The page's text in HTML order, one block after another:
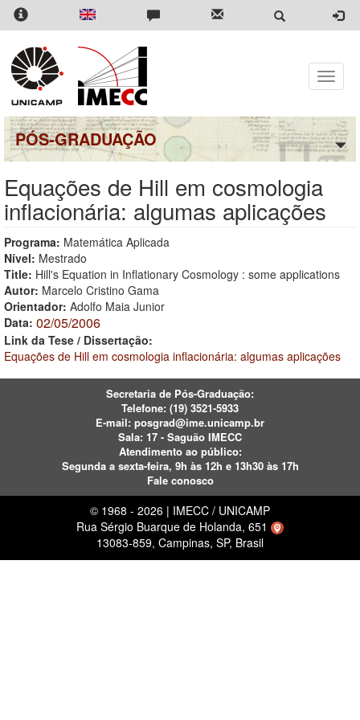
Pular
para
conteúdo
principal
Toggle
PÓS-GRADUAÇÃO
Equações de Hill em cosmologia
inflacionária: algumas aplicações
Programa: Matemática Aplicada
Nível: Mestrado
Title: Hill's Equation in Inflationary Cosmology : some applications
Autor: Marcelo Cristino Gama
Orientador: Adolfo Maia Junior
Data: 02/05/2006
Link da Tese / Dissertação:
Equações de Hill em cosmologia inflacionária: algumas aplicações
Secretaria de Pós-Graduação:
Telefone: (19) 3521-5933
E-mail: posgrad@ime.unicamp.br
Sala: 17 - Saguão IMECC
Atendimento ao público:
Segunda a sexta-feira, 9h às 12h e 13h30 às 17h
Fale conosco
© 1968 - 2026 | IMECC / UNICAMP
Rua Sérgio Buarque de Holanda, 651
13083-859, Campinas, SP, Brasil